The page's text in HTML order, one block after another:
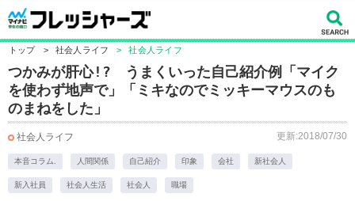
トップ > 社会人ライフ > 社会人ライフ
つかみが肝心!? うまくいった自己紹介例「マイク
を使わず地声で」「ミキなのでミッキーマウスのも
のまねをした」
社会人ライフ 更新:2018/07/30
本音コラム. 人間関係 自己紹介 印象 会社 新社会人
新入社員 社会人生活 社会人 職場